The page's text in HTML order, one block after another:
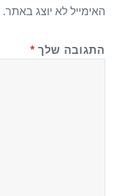
האימייל לא יוצג באתר.
התגובה שלך *